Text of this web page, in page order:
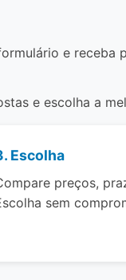
e receba
e escolha a
Escolha
preços,
sem